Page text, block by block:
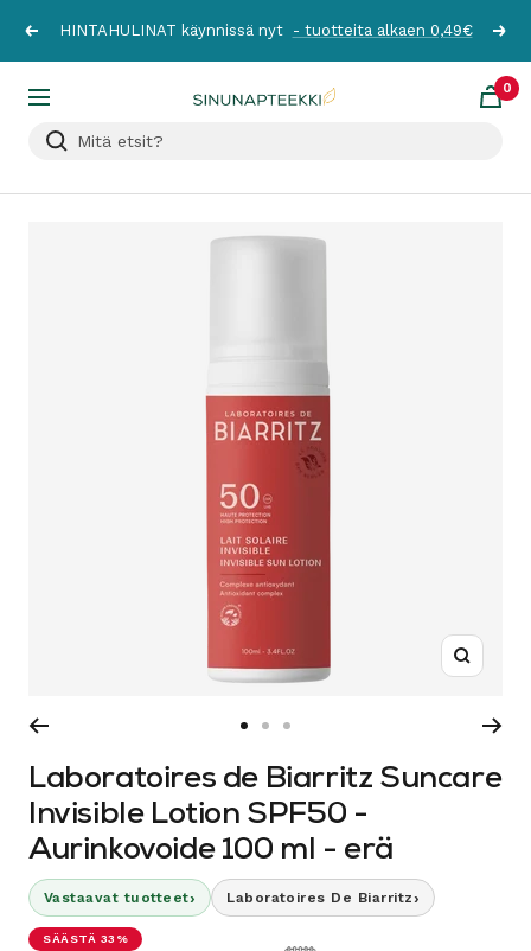
sisältöön
EdellinenHINTAHULINAT käynnissä nyt - tuotteita alkaen 0,49€
Navigaatio Sinunapteekki.fi
0
sivulle
sivullesivulle
Laboratoires de Biarritz Suncare
Invisible Lotion SPF50 -
Aurinkovoide 100 ml - erä
Vastaavat tuotteet› Laboratoires De Biarritz›
SÄÄSTÄ 33%